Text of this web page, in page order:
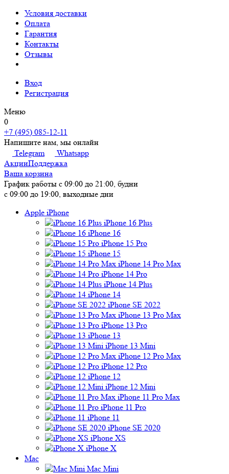
Условия доставки
Оплата
Гарантия
Контакты
Отзывы
Вход
Регистрация
Меню
0
+7 (495) 085-12-11
Напишите нам, мы онлайн
Telegram
Whatsapp
АкцииПоддержка
Ваша корзина
График работы с 09:00 до 21:00, будни
с 09:00 до 19:00, выходные дни
Apple iPhone
iPhone 16 Plus
iPhone 16
iPhone 15 Pro
iPhone 15
iPhone 14 Pro Max
iPhone 14 Pro
iPhone 14 Plus
iPhone 14
iPhone SE 2022
iPhone 13 Pro Max
iPhone 13 Pro
iPhone 13
iPhone 13 Mini
iPhone 12 Pro Max
iPhone 12 Pro
iPhone 12
iPhone 12 Mini
iPhone 11 Pro Max
iPhone 11 Pro
iPhone 11
iPhone SE 2020
iPhone XS
iPhone X
Mac
Mac Mini